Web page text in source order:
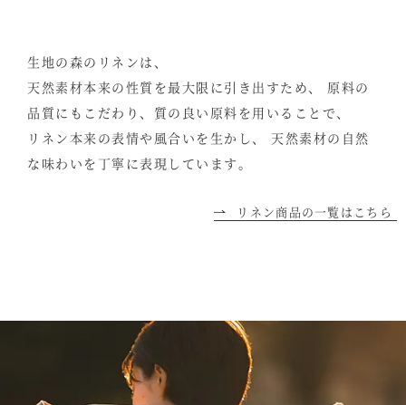
生地の森のリネンは、
天然素材本来の性質を最大限に引き出すため、
原料の
品質にもこだわり、質の良い原料を用いることで、
リネン本来の表情や風合いを生かし、
天然素材の自然
な味わいを丁寧に表現しています。
リネン商品の一覧はこちら